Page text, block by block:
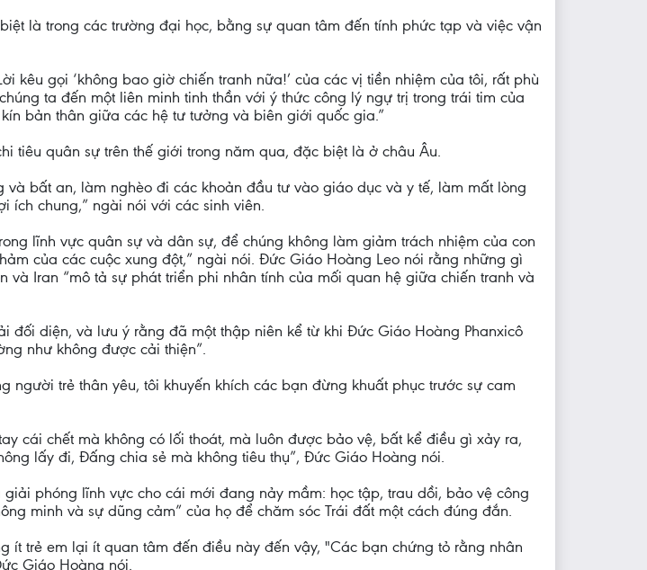
là trong các trường đại học, bằng sự quan tâm đến tính phức tạp và việc vận
kêu gọi ‘không bao giờ chiến tranh nữa!’ của các vị tiền nhiệm của tôi, rất phù
ta đến một liên minh tinh thần với ý thức công lý ngự trị trong trái tim của
bản thân giữa các hệ tư tưởng và biên giới quốc gia.”
tiêu quân sự trên thế giới trong năm qua, đặc biệt là ở châu Âu.
bất an, làm nghèo đi các khoản đầu tư vào giáo dục và y tế, làm mất lòng
chung,” ngài nói với các sinh viên.
lĩnh vực quân sự và dân sự, để chúng không làm giảm trách nhiệm của con
của các cuộc xung đột,” ngài nói. Đức Giáo Hoàng Leo nói rằng những gì
Iran “mô tả sự phát triển phi nhân tính của mối quan hệ giữa chiến tranh và
diện, và lưu ý rằng đã một thập niên kể từ khi Đức Giáo Hoàng Phanxicô
như không được cải thiện”.
người trẻ thân yêu, tôi khuyến khích các bạn đừng khuất phục trước sự cam
cái chết mà không có lối thoát, mà luôn được bảo vệ, bất kể điều gì xảy ra,
lấy đi, Đấng chia sẻ mà không tiêu thụ”, Đức Giáo Hoàng nói.
phóng lĩnh vực cho cái mới đang nảy mầm: học tập, trau dồi, bảo vệ công
minh và sự dũng cảm” của họ để chăm sóc Trái đất một cách đúng đắn.
trẻ em lại ít quan tâm đến điều này đến vậy, "Các bạn chứng tỏ rằng nhân
Giáo Hoàng nói.